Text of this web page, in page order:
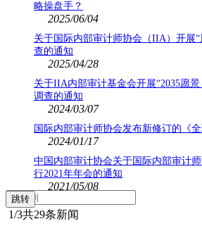
略操盘手？
2025/06/04
关于国际内部审计师协会（IIA）开展“
查的通知
2025/04/28
关于IIA内部审计基金会开展“2035愿
调查的通知
2024/03/07
国际内部审计师协会发布新修订的《全
2024/01/17
中国内部审计协会关于国际内部审计
行2021年年会的通知
2021/05/08
1/3共29条新闻